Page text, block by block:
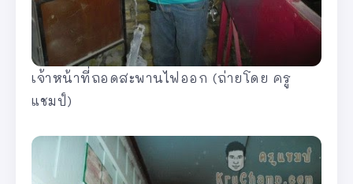
เจ้าหน้าที่ถอดสะพานไฟออก (ถ่ายโดย ครู
แชมป์)